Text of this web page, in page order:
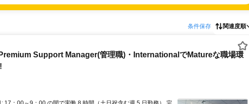
条件保存 関連度順
Support Manager(管理職)・InternationalでMatureな職場環